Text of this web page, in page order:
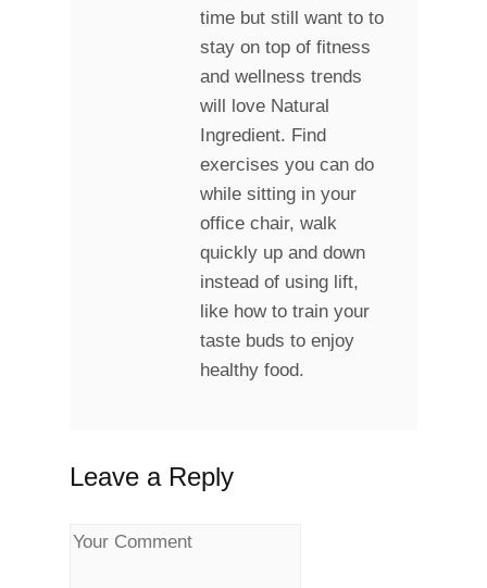
time but still want to to
stay on top of fitness
and wellness trends
will love Natural
Ingredient. Find
exercises you can do
while sitting in your
office chair, walk
quickly up and down
instead of using lift,
like how to train your
taste buds to enjoy
healthy food.
Leave a Reply